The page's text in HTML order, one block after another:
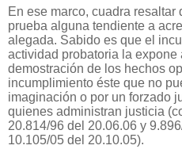
En ese marco, cuadra
prueba alguna tendiente a
alegada. Sabido es que el
actividad probatoria la
demostración de los hechos
incumplimiento éste que no
imaginación o por un forzado
quienes administran justicia
20.814/96 del 20.06.06 y
10.105/05 del 20.10.05).